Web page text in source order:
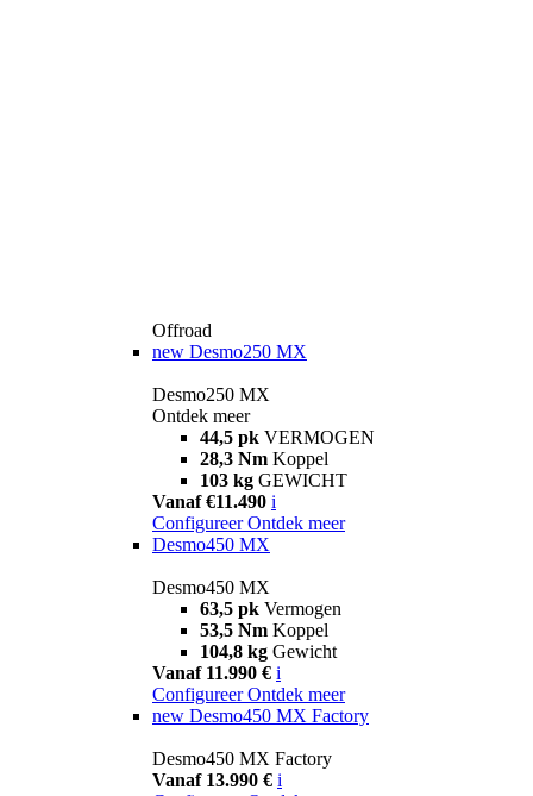
Offroad
new Desmo250 MX
Desmo250 MX
Ontdek meer
44,5 pk VERMOGEN
28,3 Nm Koppel
103 kg GEWICHT
Vanaf €11.490 i
Configureer Ontdek meer
Desmo450 MX
Desmo450 MX
63,5 pk Vermogen
53,5 Nm Koppel
104,8 kg Gewicht
Vanaf 11.990 € i
Configureer Ontdek meer
new Desmo450 MX Factory
Desmo450 MX Factory
Vanaf 13.990 € i